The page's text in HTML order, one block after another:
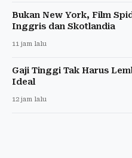
Bukan New York, Film
Inggris dan Skotlandia
11 jam lalu
Gaji Tinggi Tak Harus
Ideal
12 jam lalu